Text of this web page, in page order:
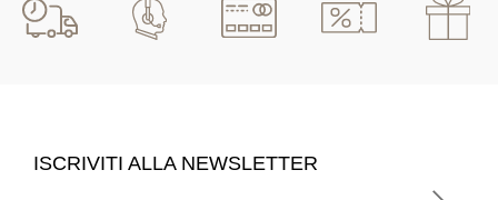
ISCRIVITI ALLA NEWSLETTER